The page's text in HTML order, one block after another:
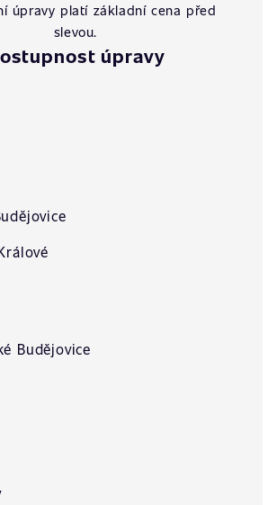
úpravy platí základní cena před
slevou.
úpravy
Budějovice